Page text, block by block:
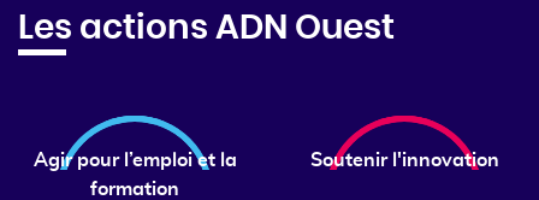
Les actions ADN Ouest
Agir pour l’emploi et la
formation
Soutenir l'innovation